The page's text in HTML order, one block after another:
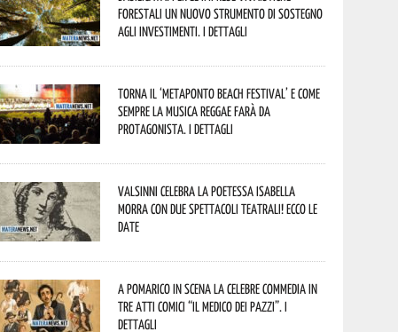
forestali un nuovo strumento di sostegno
agli investimenti. I dettagli
Torna il ‘Metaponto beach festival’ e come
sempre la musica reggae farà da
protagonista. I dettagli
Valsinni celebra la poetessa Isabella
Morra con due spettacoli teatrali! Ecco le
date
A Pomarico in scena la celebre commedia in
tre atti comici “Il medico dei pazzi”. I
dettagli